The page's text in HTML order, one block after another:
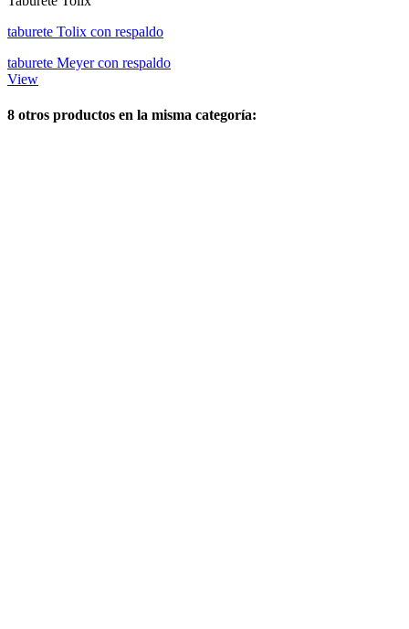
taburete Tolix con respaldo
taburete Meyer con respaldo
View
8 otros productos en la misma categoría: